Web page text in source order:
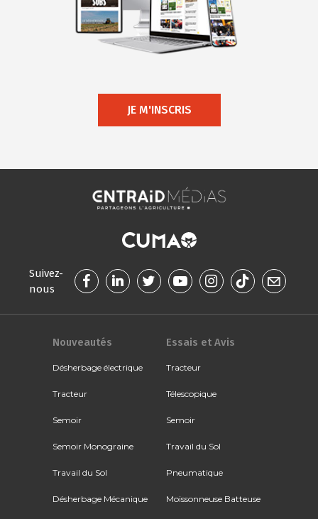
JE M'INSCRIS
Suivez-
nous
Nouveautés
Désherbage électrique
Tracteur
Semoir
Semoir Monograine
Travail du Sol
Désherbage Mécanique
Essais et Avis
Tracteur
Télescopique
Semoir
Travail du Sol
Pneumatique
Moissonneuse Batteuse